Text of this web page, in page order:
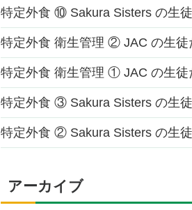
特定外食 ⑩ Sakura Sisters の生
特定外食 衛生管理 ② JAC の生徒
特定外食 衛生管理 ① JAC の生徒
特定外食 ③ Sakura Sisters の生
特定外食 ② Sakura Sisters の生
アーカイブ